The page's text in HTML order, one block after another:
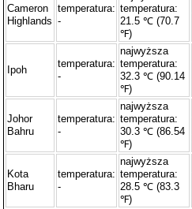
Cameron
Highlands
temperatura:
-
temperatura:
21.5 ℃ (70.7
℉)
Ipoh
temperatura:
-
najwyższa
temperatura:
32.3 ℃ (90.14
℉)
Johor
Bahru
temperatura:
-
najwyższa
temperatura:
30.3 ℃ (86.54
℉)
Kota
Bharu
temperatura:
-
najwyższa
temperatura:
28.5 ℃ (83.3
℉)